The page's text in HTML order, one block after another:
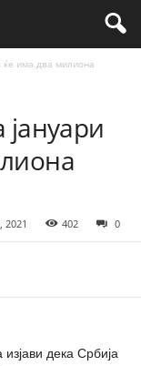
ќе има два милиона
2021 402 0
дека Србија